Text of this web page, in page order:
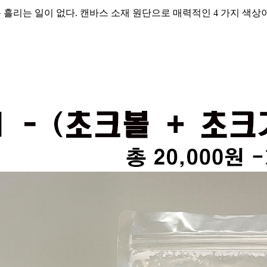
흘리는 일이 없다. 캔바스 소재 원단으로 매력적인 4 가지 색상